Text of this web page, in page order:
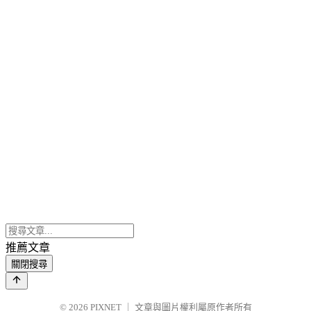
推薦文章
關閉搜尋
© 2026 PIXNET 文章與圖片權利屬原作者所有